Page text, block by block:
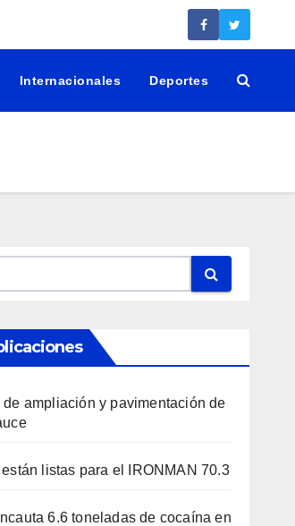
Internacionales Deportes
de ampliación y pavimentación de
están listas para el IRONMAN 70.3
6.6 toneladas de cocaína en